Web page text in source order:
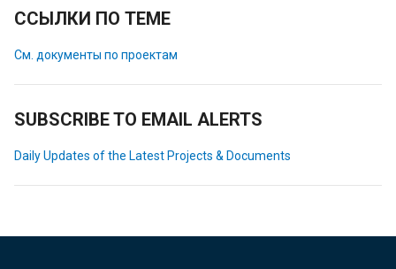
ССЫЛКИ ПО ТЕМЕ
См. документы по проектам
SUBSCRIBE TO EMAIL ALERTS
Daily Updates of the Latest Projects & Documents